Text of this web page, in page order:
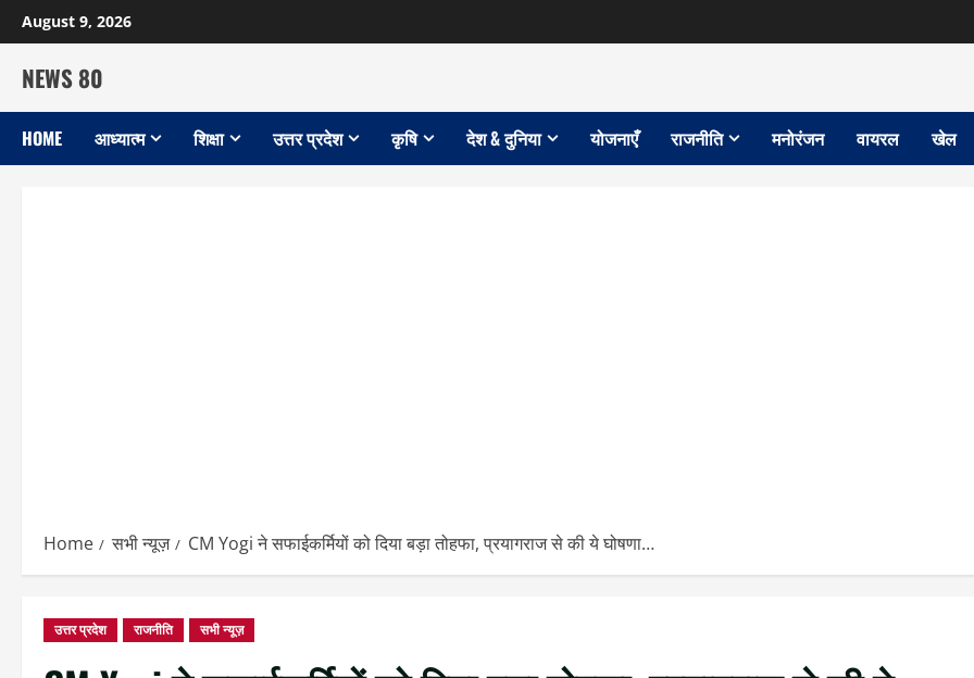
Skip
to
content
August 9, 2026
NEWS 80
HOME आध्यात्म शिक्षा उत्तर प्रदेश कृषि देश & दुनिया योजनाएँ राजनीति मनोरंजन वायरल खेल
Home सभी न्यूज़ CM Yogi ने सफाईकर्मियों को दिया बड़ा तोहफा, प्रयागराज से की ये घोषणा…
उत्तर प्रदेश राजनीति सभी न्यूज़